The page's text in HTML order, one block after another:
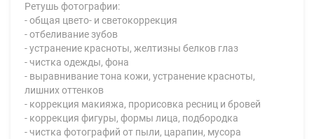
Ретушь фотографии:
- общая цвето- и светокоррекция
- отбеливание зубов
- устранение красноты, желтизны белков глаз
- чистка одежды, фона
- выравнивание тона кожи, устранение красноты,
лишних оттенков
- коррекция макияжа, прорисовка ресниц и бровей
- коррекция фигуры, формы лица, подбородка
- чистка фотографий от пыли, царапин, мусора